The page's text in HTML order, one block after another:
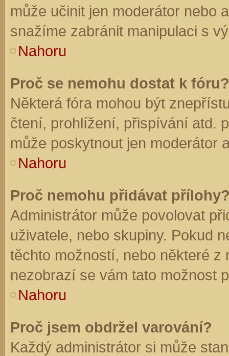
může učinit jen moderátor nebo
snažíme zabránit manipulaci s
Nahoru
Proč se nemohu dostat k fóru?
Některá fóra mohou být
čtení, prohlížení, přispívání atd.
může poskytnout jen moderátor
Nahoru
Proč nemohu přidávat
Administrátor může povolovat
uživatele, nebo skupiny. Pokud
těchto možností, nebo některé z
nezobrazí se vám tato možnost
Nahoru
Proč jsem obdržel varování?
Každý administrátor si může